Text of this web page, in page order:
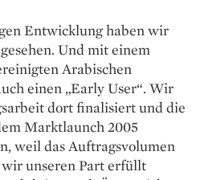
Entwicklung haben wir
Und mit einem
Arabischen
einen „Early User“. Wir
dort finalisiert und die
Marktlaunch 2005
weil das Auftragsvolumen
wir unseren Part erfüllt